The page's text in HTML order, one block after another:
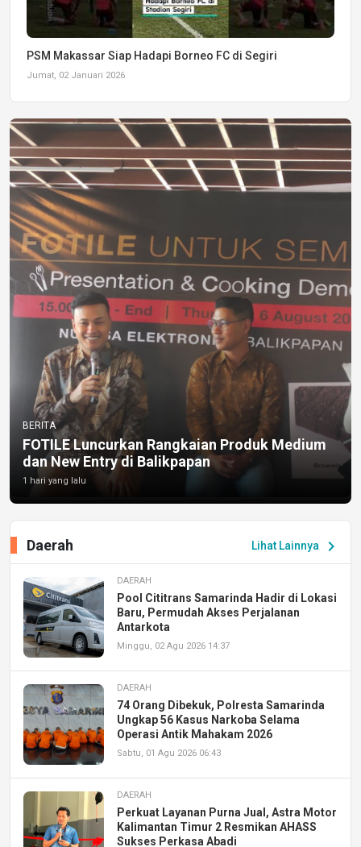
PSM Makassar Siap Hadapi Borneo FC di Segiri
Jumat, 02 Januari 2026
BERITA
FOTILE Luncurkan Rangkaian Produk Medium
dan New Entry di Balikpapan
1 hari yang lalu
Lihat Lainnya chevron_right
Daerah
DAERAH
Pool Cititrans Samarinda Hadir di Lokasi
Baru, Permudah Akses Perjalanan
Antarkota
Minggu, 02 Agu 2026 14:37
DAERAH
74 Orang Dibekuk, Polresta Samarinda
Ungkap 56 Kasus Narkoba Selama
Operasi Antik Mahakam 2026
Sabtu, 01 Agu 2026 06:43
DAERAH
Perkuat Layanan Purna Jual, Astra Motor
Kalimantan Timur 2 Resmikan AHASS
Sukses Perkasa Abadi